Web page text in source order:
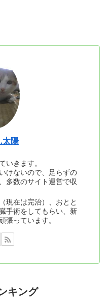
太陽
いきます。
けないので、足らずの
多数のサイト運営で収
現在は完治）、おとと
手術をしてもらい、新
張っています。
キング